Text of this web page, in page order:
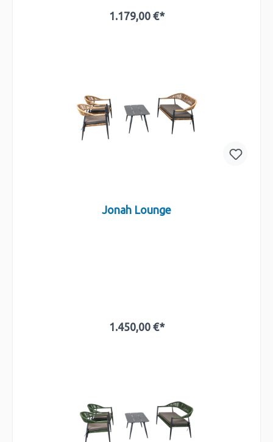
1.179,00 €*
Jonah Lounge
1.450,00 €*